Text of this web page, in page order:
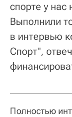
спорте у
Выполнили
в интервью
Спорт",
Полностью